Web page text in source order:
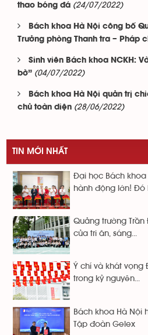
thao bóng đá (24/07/2022)
Bách khoa Hà Nội công bố
Trưởng phòng Thanh tra – Pháp
Sinh viên Bách khoa NCKH:
bờ” (04/07/2022)
Bách khoa Hà Nội quản trị
chủ toàn diện (28/06/2022)
TIN MỚI NHẤT
Đại học Bách khoa
hành động lớn! Đó
Quảng trường
của tri ân, sáng...
Ý chí và khát vọng
trong kỷ nguyên...
Bách khoa Hà Nội
Tập đoàn Gelex